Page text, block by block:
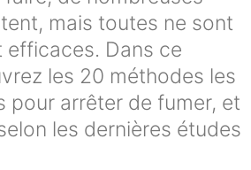
mais toutes ne sont
efficaces. Dans ce
les 20 méthodes les
pour arrêter de fumer, et
les dernières études